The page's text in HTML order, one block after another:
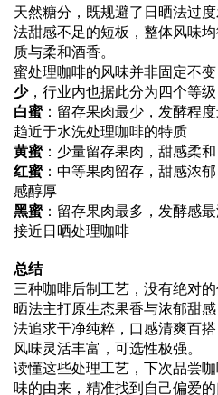
天然糖分，既规避了日晒法过
法甜感不足的短板，整体风味
质与柔和酒香。
蜜处理咖啡的风味并非固定不
少，行业内也据此分为四个等
白蜜：留存果肉最少，发酵程
趋近于水洗处理咖啡的特质
黄蜜：少量留存果肉，甜感柔
红蜜：中等果肉留存，甜感浓
感醇厚
黑蜜：留存果肉最多，发酵感
接近日晒处理咖啡
总结
三种咖啡后制工艺，没有绝对
晒法主打原生态果香与浓郁甜
法追求干净纯粹，口感清爽百
风味灵活丰富，可选性极强。
读懂这些处理工艺，下次品尝
味的由来，精准找到自己偏爱